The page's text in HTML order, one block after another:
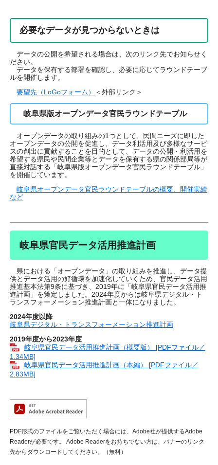
必要なデータが見つからないときは
データの公開を希望される場合は、次のリンク先でお知らせく
ださい。
データを保有する部署を確認し、必要に応じてラウンドテーブ
ルを開催します。
要望先（LoGoフォーム）
＜外部リンク＞
岐阜県版オープンデータ官民ラウンドテーブル
オープンデータの取り組みの1つとして、民間ニーズに即した
オープンデータの公開を促進し、データ利活用及び多様なサービ
スの創出に貢献することを目的として、データの公開・利活用を
希望する県民や民間企業等とデータを保有する県の関係部局等が
直接対話する「岐阜県版オープンデータ官民ラウンドテーブル」
を開催しています。
岐阜県オープンデータ官民ラウンドテーブルの概要、開催実績
など
岐阜県官民データ活用推進計画
県における「オープンデータ」の取り組みを推進し、データ提
供とデータ活用の好循環を加速化していくため、官民データ活用
推進基本法第9条に基づき、2019年に「岐阜県官民データ活用推
進計画」を策定しました。2024年度からは岐阜県デジタル・ト
ランスフォーメーション推進計画と一体になりました。
2024年度以降
岐阜県デジタル・トランスフォーメーション推進計画
2019年度から2023年度
岐阜県官民データ活用推進計画（概要版） [PDFファイル／
1.34MB]
岐阜県官民データ活用推進計画（本編） [PDFファイル／
2.83MB]
PDF形式のファイルをご覧いただく場合には、Adobe社が提供するAdobe
Readerが必要です。
Adobe Readerをお持ちでない方は、バナーのリンク
先からダウンロードしてください。（無料）